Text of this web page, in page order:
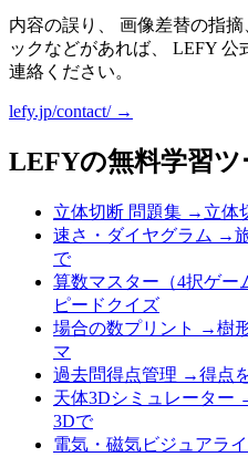
内容の誤り、 画像差替の指
ックなどがあれば、 LEFY
連絡ください。
lefy.jp/contact/ →
LEFYの無料学習ツ
立体切断 問題集 → 立体
速さ・ダイヤグラム →
で
算数マスター（4択ゲー
ピードクイズ
場合の数プリント
→樹
マ
過去問得点管理 →得点
天体3Dシミュレーター
3Dで
電気・磁気ビジュアラ